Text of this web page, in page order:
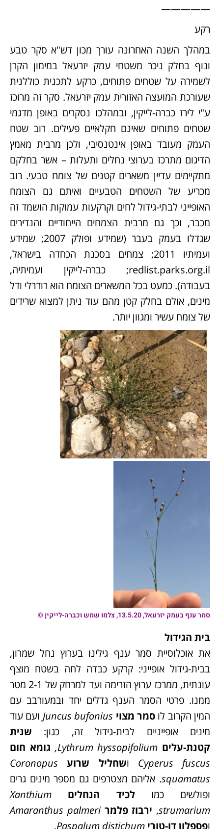
—————
רקע
במהלך השנה האחרונה עורך מכון דש"א סקר טבע
ונוף בחלק ניכר משטחי עמק יזרעאל במימון הקרן
לשמירה על שטחים פתוחים, כרקע לתכנית כוללנית
שעורכת המועצה האזורית עמק יזרעאל. סקר זה מרוכז
ע"י לירז כברה-לייקין, ובמהלכו נסקרים באופן מדגמי
שטחים פתוחים שאינם חקלאיים פעילים. רוב שטח
העמק מעובד באופן אינטנסיבי, ולכן מרבית מאמץ
הדיגום מתרכז בערוצי נחלים ותעלות – אשר בחלקם
מתקיימים עדיין משארים קטנים של צומח טבעי. רוב
מכריע של השטחים הטבעיים ואיתם גם הצומח
האופייני לבתי-גידול לחים וקרקעות עמוקות הושמד זה
מכבר, וכך גם מרבית הצמחים הייחודיים והנדירים
שגדלו בעמק בעבר (שמידע ופולק 2007; שמידע
ועמיתיו 2011; צמחים בסכנת הכחדה בישראל,
redlist.parks.org.il; כברה-לייקין ועמיתיה,
בעבודה). כמעט בכל המשארים הצומח הוא רודרלי ודל
מינים, אולם בחלק קטן מהם עוד ניתן למצוא שרידים
של צומח עשיר ומגוון יותר.
סמר ענף בעמק יזרעאל, 13.5.20, צלמו שמש וכברה-לייקין ©
בית הגידול
את אוכלוסיית סמר ענף גילינו בערוץ נחל שמרון,
בבית-גידול אופייני: קרקע כבדה לחה בשטח מוצף
עונתית, ממרכז ערוץ הזרימה ועד למרחק של 2-1 מטר
ממנו. פרטי הסמר הענף גדלים יחד ובמעורבב עם
המין הקרוב לוסמר מצוי Juncus bufonius ועם עוד
מינים אופייניים לבית-גידול זה, כגון: שנית
קטנת-עלים Lythrum hyssopifolium, גומא חום
Cyperus fuscus ושחליל שרוע
Coronopus
squamatus. אליהם מצטרפים גם מספר מינים גרים
ופולשים כמולכיד הנחלים
Xanthium
strumarium
, ירבוז פלמר Amaranthus palmeri
ופספלון דו-טורי Paspalum distichum
.